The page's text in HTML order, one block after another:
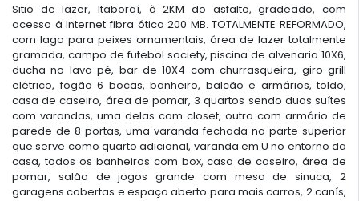
Sitio de lazer, Itaboraí, à 2KM do asfalto, gradeado, com
acesso à Internet fibra ótica 200 MB. TOTALMENTE REFORMADO,
com lago para peixes ornamentais, área de lazer totalmente
gramada, campo de futebol society, piscina de alvenaria 10X6,
ducha no lava pé, bar de 10X4 com churrasqueira, giro grill
elétrico, fogão 6 bocas, banheiro, balcão e armários, toldo,
casa de caseiro, área de pomar, 3 quartos sendo duas suítes
com varandas, uma delas com closet, outra com armário de
parede de 8 portas, uma varanda fechada na parte superior
que serve como quarto adicional, varanda em U no entorno da
casa, todos os banheiros com box, casa de caseiro, área de
pomar, salão de jogos grande com mesa de sinuca, 2
garagens cobertas e espaço aberto para mais carros, 2 canís,